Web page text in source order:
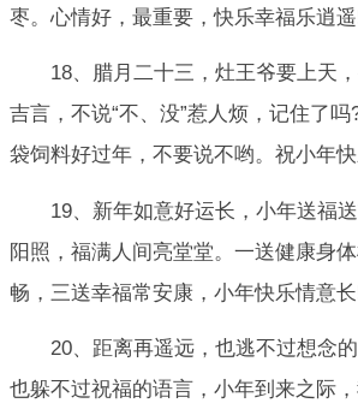
枣。心情好，最重要，快乐幸福乐逍遥
18、腊月二十三，灶王爷要上天
吉言，不说“不、没”惹人烦，记住了
袋饲料好过年，不要说不哟。祝小年
19、新年如意好运长，小年送福
阳照，福满人间亮堂堂。一送健康身
畅，三送幸福常安康，小年快乐情意
20、距离再遥远，也逃不过想念
也躲不过祝福的语言，小年到来之际